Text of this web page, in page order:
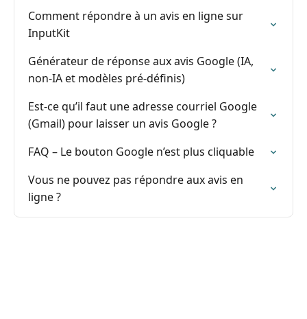
Comment répondre à un avis en ligne sur
InputKit
Générateur de réponse aux avis Google (IA,
non-IA et modèles pré-définis)
Est-ce qu’il faut une adresse courriel Google
(Gmail) pour laisser un avis Google ?
FAQ – Le bouton Google n’est plus cliquable
Vous ne pouvez pas répondre aux avis en
ligne ?